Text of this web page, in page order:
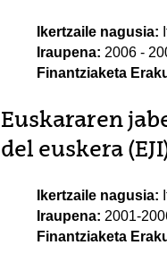
Ikertzaile nagusia:
Iraupena: 2006 -
Finantziaketa
Euskararen
del euskera
Ikertzaile nagusia:
Iraupena: 2001-
Finantziaketa